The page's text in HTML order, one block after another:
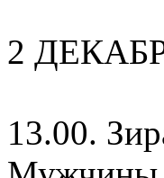
2
13.00.